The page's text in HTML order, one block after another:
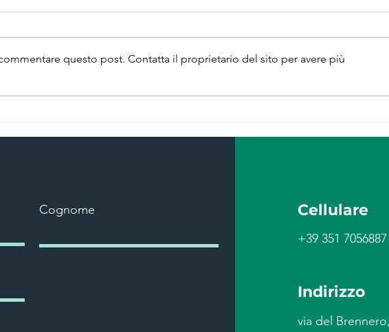
Pane di segale integrale +
questo post. Contatta il proprietario del sito per avere più
Cognome Cellulare
+39 351 7056887
Indirizzo
via del